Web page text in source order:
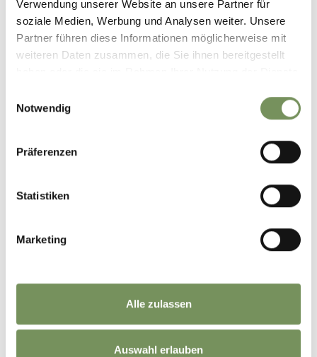
Verwendung unserer Website an unsere Partner für
soziale Medien, Werbung und Analysen weiter. Unsere
Partner führen diese Informationen möglicherweise mit
weiteren Daten zusammen, die Sie ihnen bereitgestellt
Notwendig
Präferenzen
Statistiken
Marketing
Alle zulassen
Auswahl erlauben